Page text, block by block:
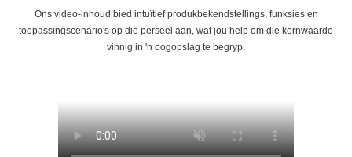
Ons video-inhoud bied intuïtief produkbekendstellings, funksies en
toepassingscenario's op die perseel aan, wat jou help om die kernwaarde
vinnig in 'n oogopslag te begryp.